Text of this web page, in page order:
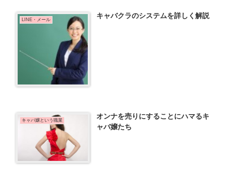
LINE・メール キャバクラのシステムを詳しく解説
キャバ嬢という職業
オンナを売りにすることにハマるキ
ャバ嬢たち